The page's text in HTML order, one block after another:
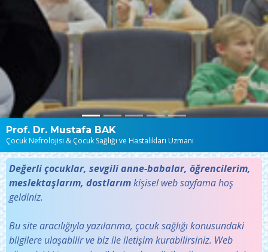
Prof. Dr. Mustafa BAK
Çocuk Nefrolojisi & Çocuk Sağlığı ve Hastalıkları Uzmanı
Değerli çocuklar, sevgili anne-babalar, öğrencilerim,
meslektaşlarım, dostlarımkişisel web sayfama hoş
geldiniz.
Bu site aracılığıyla yazılarıma, çocuk sağlığı konusundaki
bilgilere ulaşabilir ve biz ile iletişim kurabilirsiniz. Web